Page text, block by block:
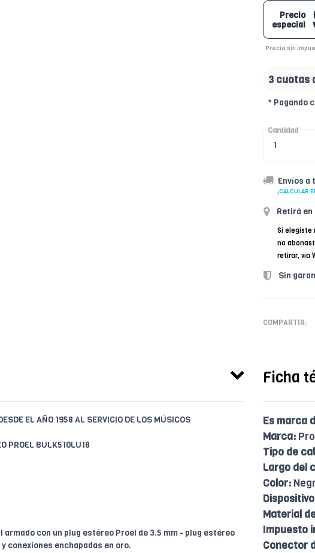
Precio
especial
Precio sin
3 cuotas
* Pagando
Cantidad
Envíos a
¡CALCULAR
Retirá en
Si elegiste
no
retirar, vía
Sin
COMPARTIR:
EL AÑO 1958 AL SERVICIO DE LOS MÚSICOS
PROEL BULK510LU18
con un plug estéreo Proel de 3.5 mm - plug estéreo
conexiones enchapadas en oro.
Ficha
Es marca
Marca:
Tipo de
Largo del
Color:
Material
Impuesto
Conector